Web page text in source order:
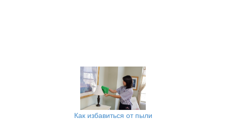
Как избавиться от пыли